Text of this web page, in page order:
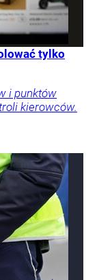
tylko
i punktów
kierowców.